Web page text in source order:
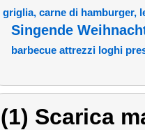
griglia, carne di hamburger,
Singende
barbecue attrezzi loghi
(1) Scarica